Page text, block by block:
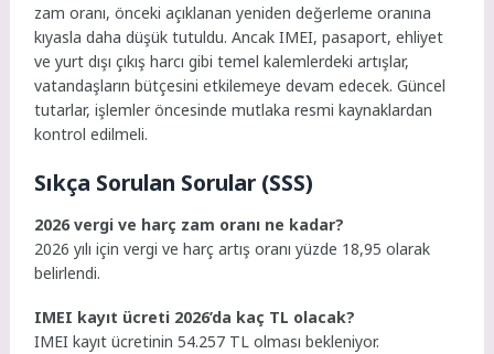
zam oranı, önceki açıklanan yeniden değerleme oranına
kıyasla daha düşük tutuldu. Ancak IMEI, pasaport, ehliyet
ve yurt dışı çıkış harcı gibi temel kalemlerdeki artışlar,
vatandaşların bütçesini etkilemeye devam edecek. Güncel
tutarlar, işlemler öncesinde mutlaka resmi kaynaklardan
kontrol edilmeli.
Sıkça Sorulan Sorular (SSS)
2026 vergi ve harç zam oranı ne kadar?
2026 yılı için vergi ve harç artış oranı yüzde 18,95 olarak
belirlendi.
IMEI kayıt ücreti 2026’da kaç TL olacak?
IMEI kayıt ücretinin 54.257 TL olması bekleniyor.